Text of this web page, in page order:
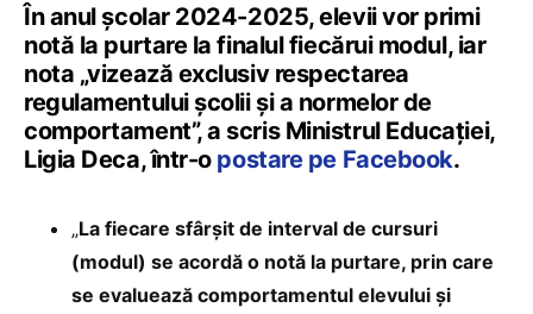
În anul școlar 2024-2025, elevii vor primi
notă la purtare la finalul fiecărui modul, iar
nota „vizează exclusiv respectarea
regulamentului școlii și a normelor de
comportament”, a scris Ministrul Educației,
Ligia Deca, într-o postare pe Facebook.
„La fiecare sfârșit de interval de cursuri
(modul) se acordă o notă la purtare, prin care
se evaluează comportamentul elevului și